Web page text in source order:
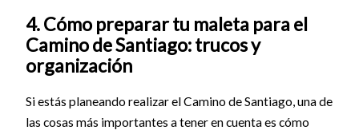
4. Cómo preparar tu maleta para el
Camino de Santiago: trucos y
organización
Si estás planeando realizar el Camino de Santiago, una de
las cosas más importantes a tener en cuenta es cómo